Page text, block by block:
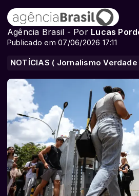
Agência Brasil - Por Lucas
Publicado em 07/06/2026 17:11
NOTÍCIAS ( Jornalismo Verdade